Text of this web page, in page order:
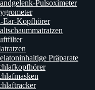
Pulsoximeter
Ear-Kopfhörer
Präparate